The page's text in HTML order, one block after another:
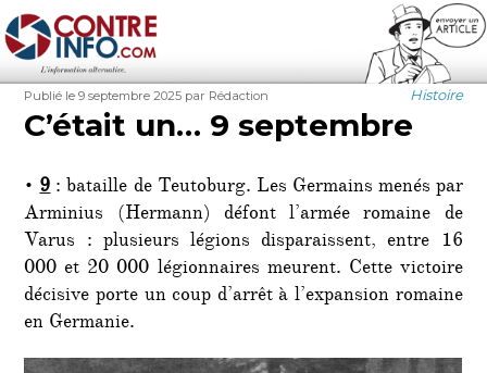
Contre-Info
Publié
le
Publié le 9 septembre 2025 Auteur
par Rédaction Catégories
Histoire
C’était un… 9 septembre
•9: bataille de Teutoburg. Les Germains menés par
Arminius (Hermann) défont l’armée romaine de
Varus : plusieurs légions disparaissent, entre 16
000 et 20 000 légionnaires meurent. Cette victoire
décisive porte un coup d’arrêt à l’expansion romaine
en Germanie.